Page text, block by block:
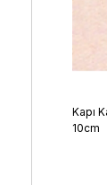
Kapı
10cm